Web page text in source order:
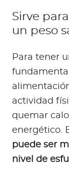
Sirve
un peso
Para tener
actividad
quemar
energético.
puede ser
nivel de